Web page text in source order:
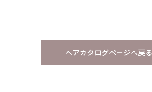
ヘアカタログページへ戻る